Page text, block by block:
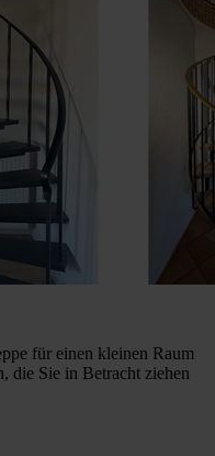
für einen kleinen Raum
die Sie in Betracht ziehen